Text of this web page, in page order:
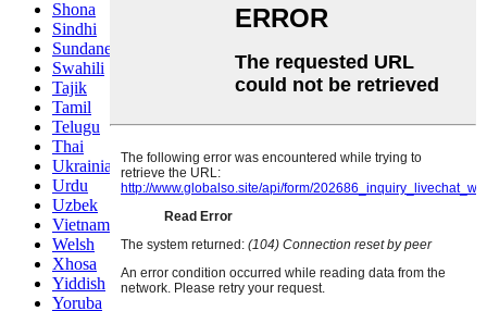
Shona
Sindhi
Sundanese
Swahili
Tajik
Tamil
Telugu
Thai
Ukrainian
Urdu
Uzbek
Vietnamese
Welsh
Xhosa
Yiddish
Yoruba